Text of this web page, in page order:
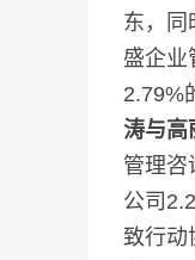
东，同
盛企业
2.79%
涛与高
管理咨
公司
致行动